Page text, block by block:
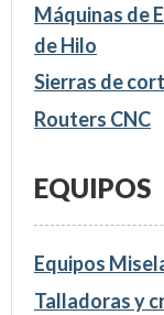
Máquinas de
de Hilo
Sierras de
Routers CNC
EQUIPOS
Equipos
Talladoras y